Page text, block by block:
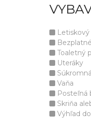
Toaletný
Uteráky
Vaňa
Posteľná
Skriňa
Výhľad